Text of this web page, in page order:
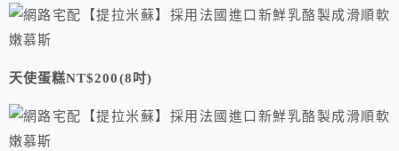
天使蛋糕NT$200(8吋)